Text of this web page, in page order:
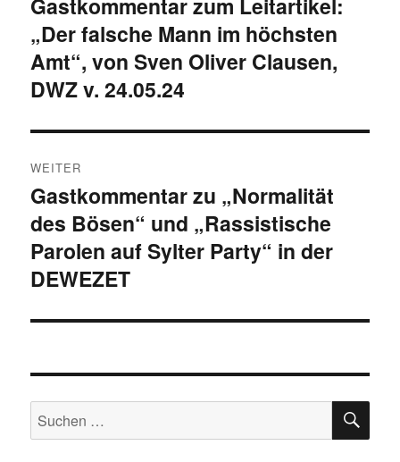
Vorheriger
Beitrag:
„Der falsche Mann im höchsten
Amt“, von Sven Oliver Clausen,
DWZ v. 24.05.24
WEITER
Nächster
Beitrag:
Gastkommentar zu „Normalität
des Bösen“ und „Rassistische
Parolen auf Sylter Party“ in der
DEWEZET
Suchen
nach: